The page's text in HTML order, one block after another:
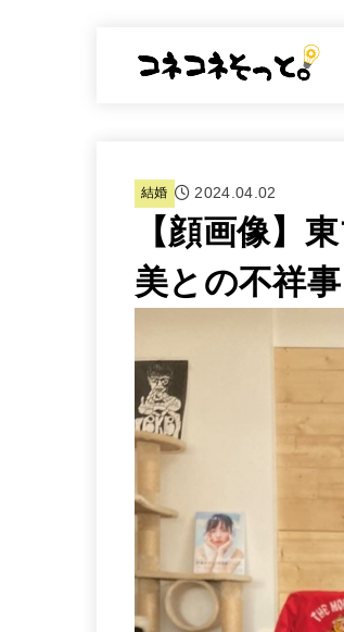
結婚 2024.04.02
【顔画像】
美との不祥